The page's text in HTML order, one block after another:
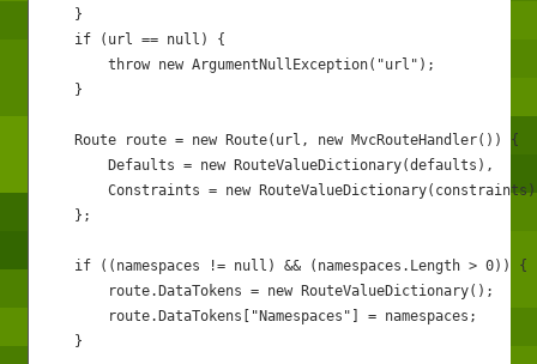
    }
    if (url == null) {
        throw new ArgumentNullException("url");
    }
    Route route = new Route(url, new MvcRouteHandler()) {
        Defaults = new RouteValueDictionary(defaults),
        Constraints = new RouteValueDictionary(constraints)
    };
    if ((namespaces != null) && (namespaces.Length > 0)) {
        route.DataTokens = new RouteValueDictionary();
        route.DataTokens["Namespaces"] = namespaces;
    }